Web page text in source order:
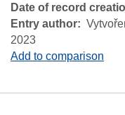
Date of record
Entry author
2023
Add to comparison